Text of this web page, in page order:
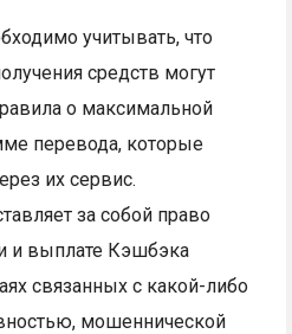
учитывать, что
средств могут
о максимальной
перевода, которые
их сервис.
за собой право
и выплате Кэшбэка
связанных с какой-либо
мошеннической